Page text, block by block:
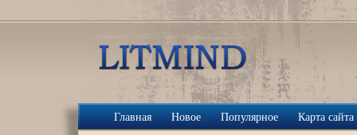
Главная Новое Популярное Карта сайта